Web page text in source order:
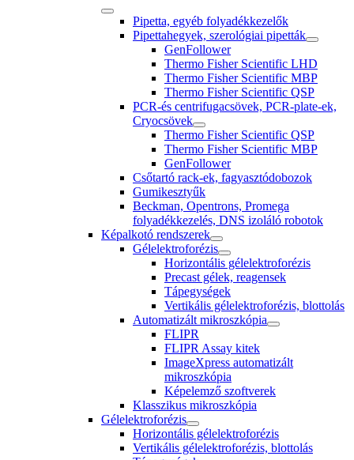
Pipetta, egyéb folyadékkezelők
Pipettahegyek, szerológiai pipetták
GenFollower
Thermo Fisher Scientific LHD
Thermo Fisher Scientific MBP
Thermo Fisher Scientific QSP
PCR-és centrifugacsövek, PCR-plate-ek,
Cryocsövek
Thermo Fisher Scientific QSP
Thermo Fisher Scientific MBP
GenFollower
Csőtartó rack-ek, fagyasztódobozok
Gumikesztyűk
Beckman, Opentrons, Promega
folyadékkezelés, DNS izoláló robotok
Képalkotó rendszerek
Gélelektroforézis
Horizontális gélelektroforézis
Precast gélek, reagensek
Tápegységek
Vertikális gélelektroforézis, blottolás
Automatizált mikroszkópia
FLIPR
FLIPR Assay kitek
ImageXpress automatizált
mikroszkópia
Képelemző szoftverek
Klasszikus mikroszkópia
Gélelektroforézis
Horizontális gélelektroforézis
Vertikális gélelektroforézis, blottolás